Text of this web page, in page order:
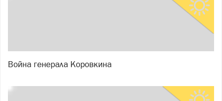
Война генерала Коровкина